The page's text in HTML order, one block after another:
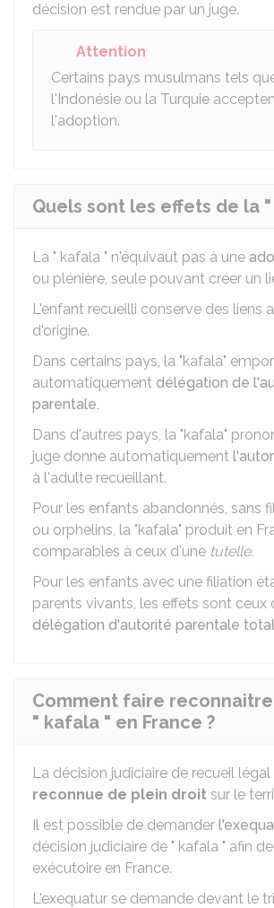
décision est rendue par un juge.
Attention
Certains pays musulmans tels
l'Indonésie ou la Turquie
l'adoption.
Quels sont les effets de la
La " kafala " n'équivaut pas à une
ou plénière, seule pouvant créer un
L'enfant recueilli conserve des liens
d'origine.
Dans certains pays, la "kafala"
automatiquement délégation de
parentale.
Dans d'autres pays, la "kafala"
juge donne automatiquement
à l'adulte recueillant.
Pour les enfants abandonnés, sans
ou orphelins, la "kafala" produit en
comparables à ceux d'une tutelle.
Pour les enfants avec une filiation
parents vivants, les effets sont ceux
délégation d'autorité parentale
Comment faire
" kafala " en France ?
La décision judiciaire de recueil
reconnue de plein droit sur le
Il est possible de demander
décision judiciaire de " kafala " afin
exécutoire en France.
L'exequatur se demande devant le